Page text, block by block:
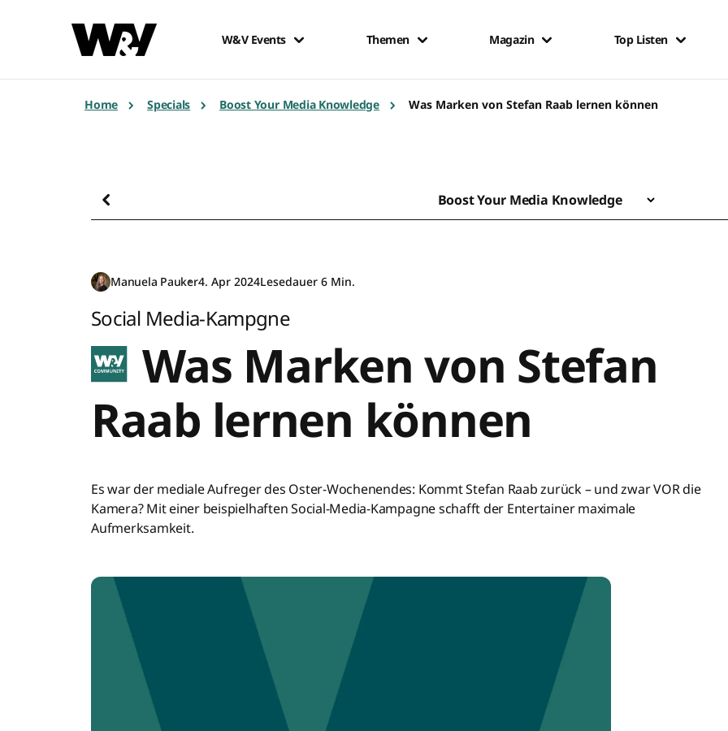
W&V Events Themen Magazin Top Listen
Home Specials Boost Your Media Knowledge Was Marken von Stefan Raab lernen können
Boost Your Media Knowledge
Manuela Pauker4. Apr 2024Lesedauer 6 Min.
Social Media-Kampgne
Was Marken von Stefan
Raab lernen können
Es war der mediale Aufreger des Oster-Wochenendes: Kommt Stefan Raab zurück – und zwar VOR die
Kamera? Mit einer beispielhaften Social-Media-Kampagne schafft der Entertainer maximale
Aufmerksamkeit.